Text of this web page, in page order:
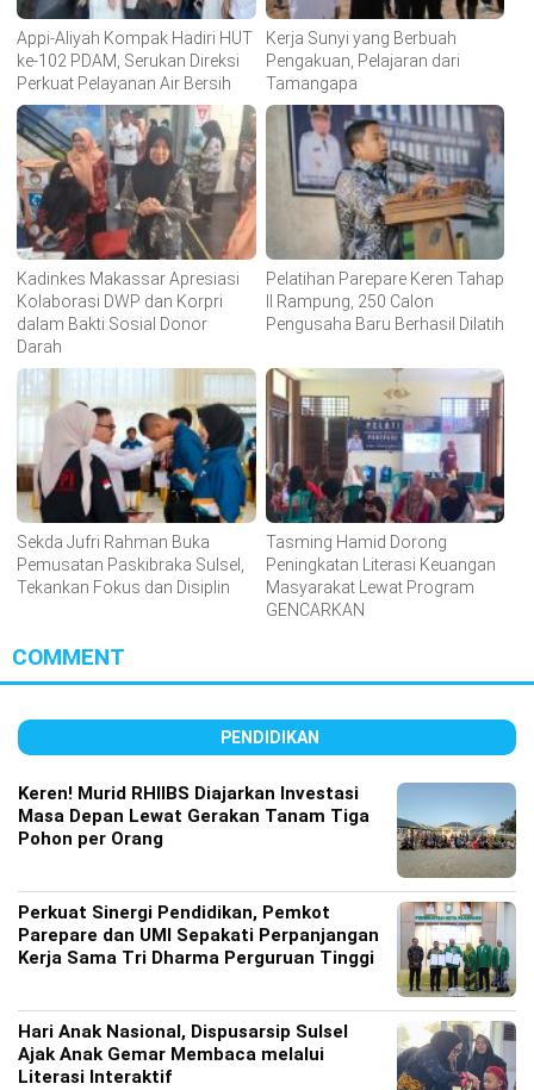
Appi-Aliyah Kompak Hadiri HUT
ke-102 PDAM, Serukan Direksi
Perkuat Pelayanan Air Bersih
Kerja Sunyi yang Berbuah
Pengakuan, Pelajaran dari
Tamangapa
Kadinkes Makassar Apresiasi
Kolaborasi DWP dan Korpri
dalam Bakti Sosial Donor
Darah
Pelatihan Parepare Keren Tahap
II Rampung, 250 Calon
Pengusaha Baru Berhasil Dilatih
Sekda Jufri Rahman Buka
Pemusatan Paskibraka Sulsel,
Tekankan Fokus dan Disiplin
Tasming Hamid Dorong
Peningkatan Literasi Keuangan
Masyarakat Lewat Program
GENCARKAN
COMMENT
PENDIDIKAN
Keren! Murid RHIIBS Diajarkan Investasi
Masa Depan Lewat Gerakan Tanam Tiga
Pohon per Orang
Perkuat Sinergi Pendidikan, Pemkot
Parepare dan UMI Sepakati Perpanjangan
Kerja Sama Tri Dharma Perguruan Tinggi
Hari Anak Nasional, Dispusarsip Sulsel
Ajak Anak Gemar Membaca melalui
Literasi Interaktif